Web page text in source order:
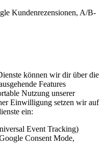
Kundenrezensionen, A/B-
können wir dir über die
Features
Nutzung unserer
Einwilligung setzen wir auf
ein:
Event Tracking)
Consent Mode,